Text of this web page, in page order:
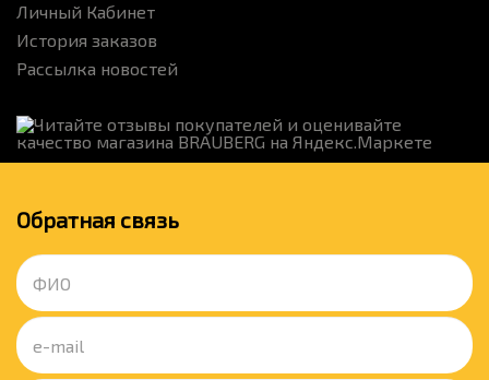
Личный Кабинет
История заказов
Рассылка новостей
Обратная связь